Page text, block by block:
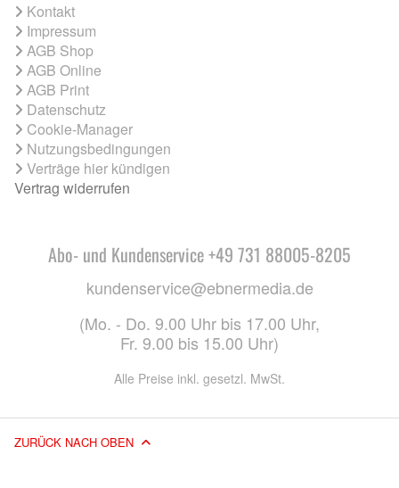
Kontakt
Impressum
AGB Shop
AGB Online
AGB Print
Datenschutz
Cookie-Manager
Nutzungsbedingungen
Verträge hier kündigen
Vertrag widerrufen
Abo- und Kundenservice +49 731 88005-8205
kundenservice@ebnermedia.de
(Mo. - Do. 9.00 Uhr bis 17.00 Uhr,
Fr. 9.00 bis 15.00 Uhr)
Alle Preise inkl. gesetzl. MwSt.
ZURÜCK NACH OBEN